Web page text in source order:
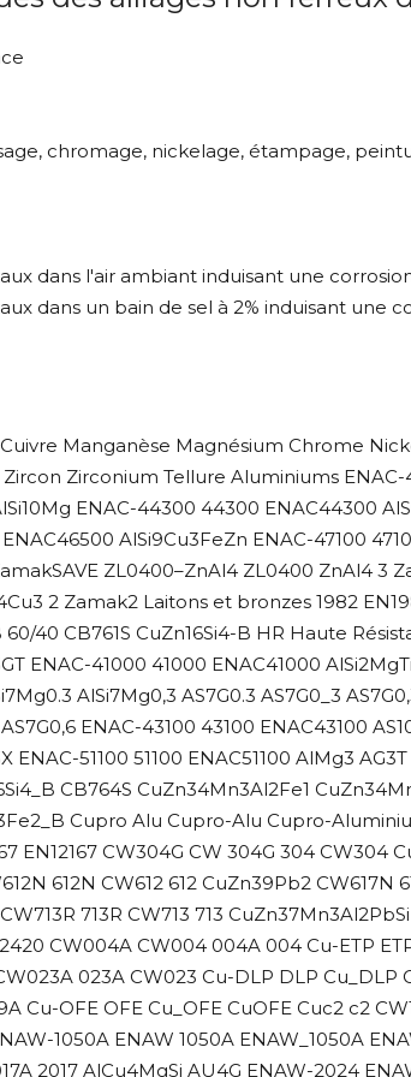
chromage, nickelage, étampage,
dans l'air ambiant induisant une
dans un bain de sel à 2% induisant une
Cuivre Manganèse Magnésium Chrome
Zirconium Tellure Aluminiums ENAC-
ENAC-44300 44300 ENAC44300
AlSi9Cu3FeZn ENAC-47100
ZL0400–ZnAl4 ZL0400 ZnAl4 3
2 Zamak2 Laitons et bronzes 1982
40 CB761S CuZn16Si4-B HR Haute
ENAC-41000 41000 ENAC41000
AlSi7Mg0,3 AS7G0.3 AS7G0_3
ENAC-43100 43100 ENAC43100
51100 51100 ENAC51100 AlMg3
CB764S CuZn34Mn3Al2Fe1
Cupro Alu Cupro-Alu Cupro-
EN12167 CW304G CW 304G 304
612N CW612 612 CuZn39Pb2 CW617N
713R CW713 713
CW004A CW004 004A 004 Cu-ETP
023A CW023 Cu-DLP DLP
OFE OFE Cu_OFE CuOFE Cuc2 c2
1050A ENAW 1050A ENAW_1050A
2017 AlCu4MgSi AU4G ENAW-2024